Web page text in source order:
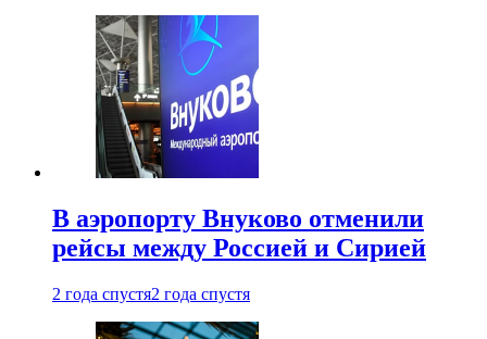
В аэропорту Внуково отменили
рейсы между Россией и Сирией
2 года спустя2 года спустя